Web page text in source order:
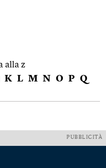
alla z
K L M N O P Q
PUBBLICITÀ